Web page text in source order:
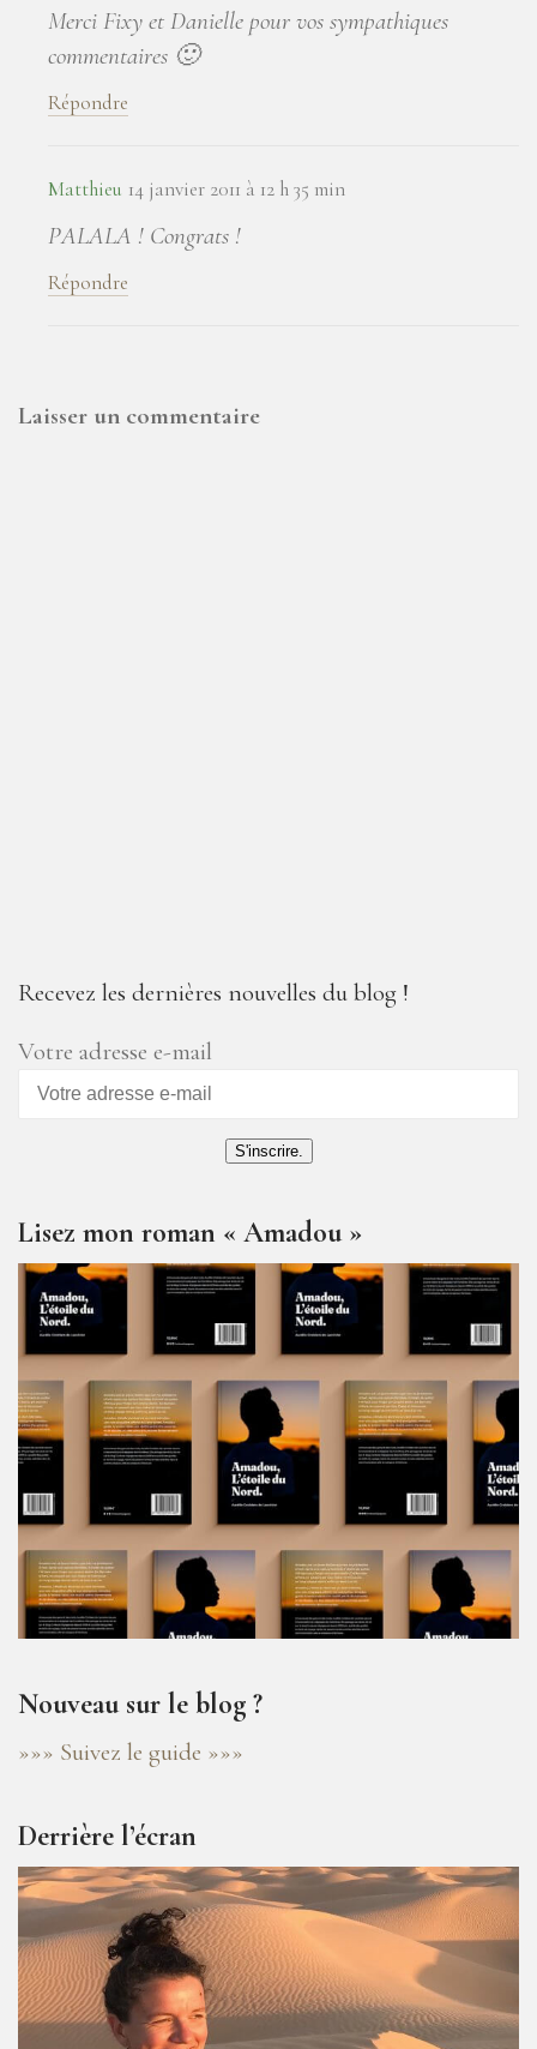
Merci Fixy et Danielle pour vos sympathiques
commentaires 🙂
Répondre
Matthieu 14 janvier 2011 à 12 h 35 min
PALALA ! Congrats !
Répondre
Laisser un commentaire
Recevez les dernières nouvelles du blog !
Votre adresse e-mail
S'inscrire.
Lisez mon roman « Amadou »
Nouveau sur le blog ?
»»» Suivez le guide »»»
Derrière l’écran